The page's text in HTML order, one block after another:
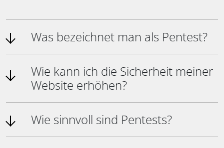
Was bezeichnet man als Pentest?
Wie kann ich die Sicherheit meiner
Website erhöhen?
Wie sinnvoll sind Pentests?